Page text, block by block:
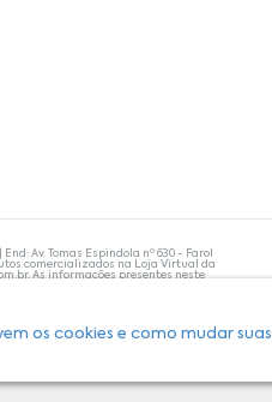
os cookies e como mudar suas
Av. Tomas Espindola nº 630 - Farol
comercializados na Loja Virtual da
. As informações presentes neste
o médico está capacitado para
Permanente trabalha com as
dos clientes são compromissos da